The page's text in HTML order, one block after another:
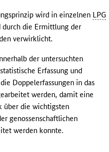
wird in einzelnen LPG
die Ermittlung der
verwirklicht.
der untersuchten
Erfassung und
Doppelerfassungen in das
werden, damit eine
über die wichtigsten
genossenschaftlichen
werden konnte.